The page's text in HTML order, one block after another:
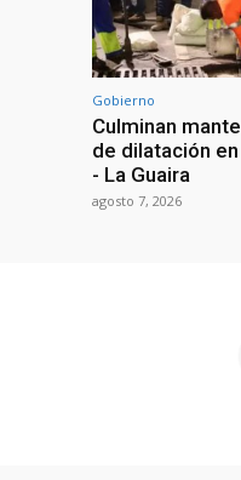
Gobierno
Culminan
de dilatación
- La Guaira
agosto 7, 2026